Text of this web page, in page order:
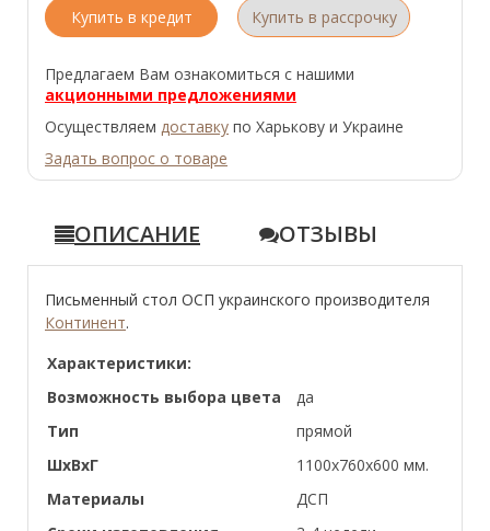
Купить в кредит Купить в рассрочку
Предлагаем Вам ознакомиться с нашими
акционными предложениями
Осуществляем доставку по Харькову и Украине
Задать вопрос о товаре
ОПИСАНИЕ ОТЗЫВЫ
Письменный стол ОСП украинского производителя
Континент.
Характеристики:
Возможность выбора цвета
да
Тип
прямой
ШхВхГ
1100х760х600 мм.
Материалы
ДСП